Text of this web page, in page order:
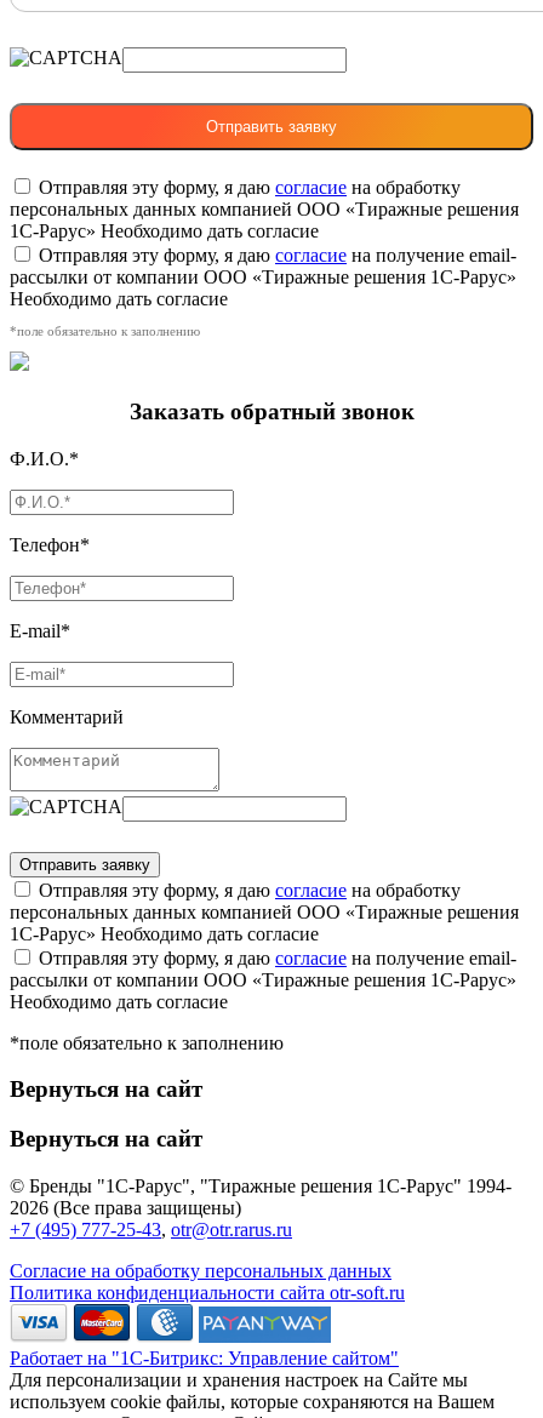
Отправляя эту форму, я даю согласие на обработку
персональных данных компанией ООО «Тиражные решения
1С-Рарус» Необходимо дать согласие
Отправляя эту форму, я даю согласие на получение email-
рассылки от компании ООО «Тиражные решения 1С-Рарус»
Необходимо дать согласие
*поле обязательно к заполнению
Заказать обратный звонок
Ф.И.О.*
Телефон*
E-mail*
Комментарий
Отправляя эту форму, я даю согласие на обработку
персональных данных компанией ООО «Тиражные решения
1С-Рарус» Необходимо дать согласие
Отправляя эту форму, я даю согласие на получение email-
рассылки от компании ООО «Тиражные решения 1С-Рарус»
Необходимо дать согласие
*поле обязательно к заполнению
Вернуться на сайт
Вернуться на сайт
© Бренды "1С-Рарус", "Тиражные решения 1С-Рарус" 1994-
2026 (Все права защищены)
+7 (495) 777-25-43, otr@otr.rarus.ru
Согласие на обработку персональных данных
Политика конфиденциальности сайта otr-soft.ru
Работает на "1С-Битрикс: Управление сайтом"
Для персонализации и хранения настроек на Сайте мы
используем cookie файлы, которые сохраняются на Вашем